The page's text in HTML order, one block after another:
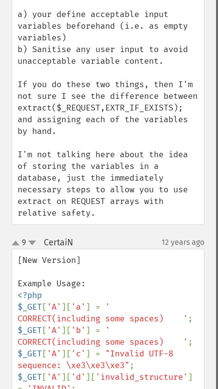
a) your define acceptable input
variables beforehand (i.e. as empty
variables)
b) Sanitise any user input to avoid
unacceptable variable content.
If you do these two things, then I'm
not sure I see the difference between
extract($_REQUEST,EXTR_IF_EXISTS);
and assigning each of the variables
by hand.
I'm not talking here about the idea
of storing the variables in a
database, just the immediately
necessary steps to allow you to use
extract on REQUEST arrays with
relative safety.
up
down
9 CertaiN 12 years ago
[New Version]
<?php
$_GET[ 'A' ][ 'a' ] =
'
CORRECT(including some spaces)    '
$_GET[ 'A' ][ 'b' ] =
'
CORRECT(including some spaces)    '
$_GET[ 'A' ][ 'c' ] = "Invalid UTF-8
sequence: \xe3\xe3\xe3"
$_GET[ 'A' ][ 'd' ][ 'invalid_structure' ]